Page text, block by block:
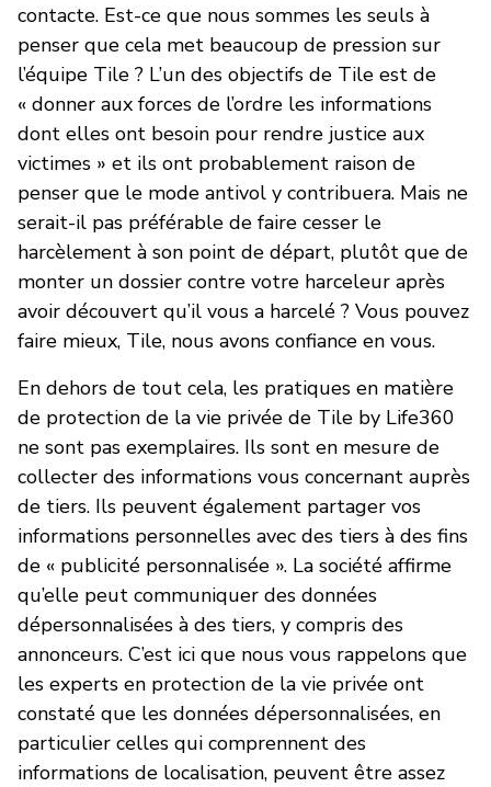
contacte. Est-ce que nous sommes les seuls à
penser que cela met beaucoup de pression sur
l’équipe Tile ? L’un des objectifs de Tile est de
« donner aux forces de l’ordre les informations
dont elles ont besoin pour rendre justice aux
victimes » et ils ont probablement raison de
penser que le mode antivol y contribuera. Mais ne
serait-il pas préférable de faire cesser le
harcèlement à son point de départ, plutôt que de
monter un dossier contre votre harceleur après
avoir découvert qu’il vous a harcelé ? Vous pouvez
faire mieux, Tile, nous avons confiance en vous.
En dehors de tout cela, les pratiques en matière
de protection de la vie privée de Tile by Life360
ne sont pas exemplaires. Ils sont en mesure de
collecter des informations vous concernant auprès
de tiers. Ils peuvent également partager vos
informations personnelles avec des tiers à des fins
de « publicité personnalisée ». La société affirme
qu’elle peut communiquer des données
dépersonnalisées à des tiers, y compris des
annonceurs. C’est ici que nous vous rappelons que
les experts en protection de la vie privée ont
constaté que les données dépersonnalisées, en
particulier celles qui comprennent des
informations de localisation, peuvent être assez